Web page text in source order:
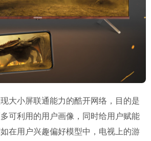
大小屏联通能力的酷开网络，目的是
可利用的用户画像，同时给用户赋能
在用户兴趣偏好模型中，电视上的游